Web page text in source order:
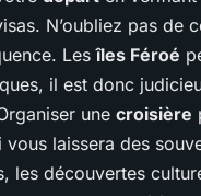
N’oubliez pas de
Lesîles Féroé
il est donc
une croisière
laissera des
les découvertes